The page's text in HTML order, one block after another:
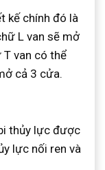
kế chính đó là
L van sẽ mở
van có thể
cả 3 cửa.
thủy lực được
lực nối ren và